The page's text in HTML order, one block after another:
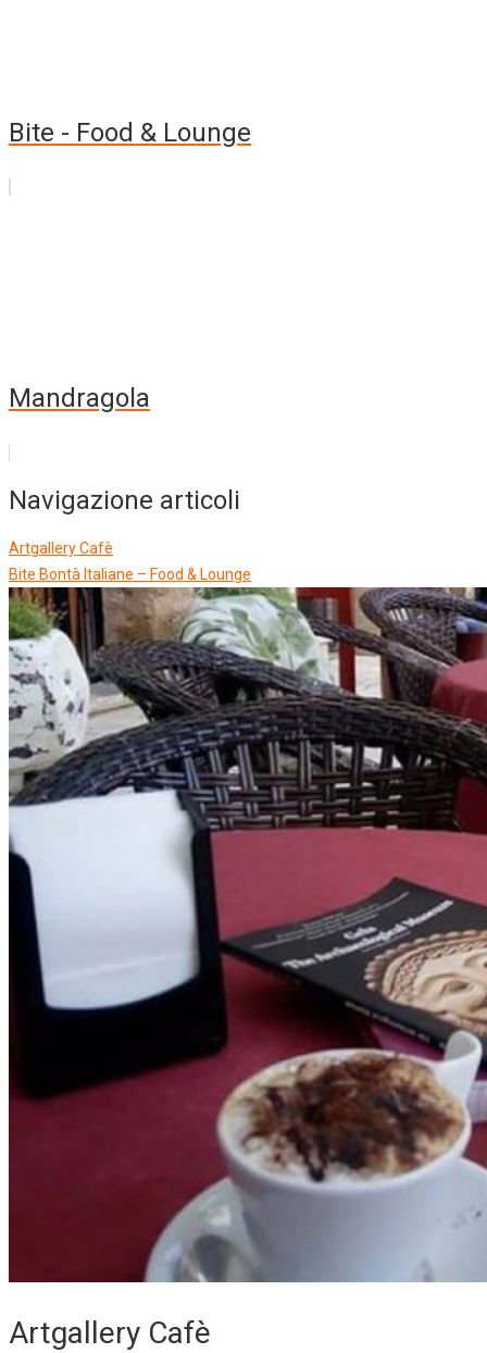
Bite - Food & Lounge
Mandragola
Navigazione articoli
Artgallery Cafè
Bite Bontà Italiane – Food & Lounge
Artgallery Cafè